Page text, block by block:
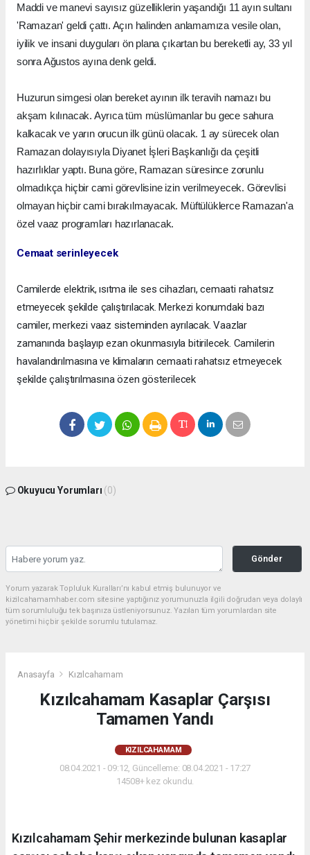
Maddi ve manevi sayısız güzelliklerin yaşandığı 11 ayın sultanı
'Ramazan' geldi çattı. Açın halinden anlamamıza vesile olan,
iyilik ve insani duyguları ön plana çıkartan bu bereketli ay, 33 yıl
sonra Ağustos ayına denk geldi.
Huzurun simgesi olan bereket ayının ilk teravih namazı bu
akşam kılınacak. Ayrıca tüm müslümanlar bu gece sahura
kalkacak ve yarın orucun ilk günü olacak. 1 ay sürecek olan
Ramazan dolayısıyla Diyanet İşleri Başkanlığı da çeşitli
hazırlıklar yaptı. Buna göre, Ramazan süresince zorunlu
olmadıkça hiçbir cami görevlisine izin verilmeyecek. Görevlisi
olmayan hiçbir cami bırakılmayacak. Müftülüklerce Ramazan'a
özel vaaz programları hazırlanacak.
Cemaat serinleyecek
Camilerde elektrik, ısıtma ile ses cihazları, cemaati rahatsız
etmeyecek şekilde çalıştırılacak. Merkezi konumdaki bazı
camiler, merkezi vaaz sisteminden ayrılacak. Vaazlar
zamanında başlayıp ezan okunmasıyla bitirilecek. Camilerin
havalandırılmasına ve klimaların cemaati rahatsız etmeyecek
şekilde çalıştırılmasına özen gösterilecek
Okuyucu Yorumları (0)
Gönder
Yorum yazarak Topluluk Kuralları’nı kabul etmiş bulunuyor ve
kizilcahamamhaber.com sitesine yaptığınız yorumunuzla ilgili doğrudan veya dolaylı
tüm sorumluluğu tek başınıza üstleniyorsunuz. Yazılan tüm yorumlardan site
yönetimi hiçbir şekilde sorumlu tutulamaz.
Anasayfa Kızılcahamam
Kızılcahamam Kasaplar Çarşısı
Tamamen Yandı
KIZILCAHAMAM
08.04.2021 - 09:12, Güncelleme: 08.04.2021 - 17:27
14508+ kez okundu.
Kızılcahamam Şehir merkezinde bulunan kasaplar